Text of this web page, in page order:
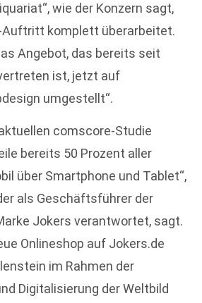
wie der Konzern sagt,
Auftritt komplett überarbeitet.
Angebot, das bereits seit
ist, jetzt auf
umgestellt“.
comscore-Studie
bereits 50 Prozent aller
über Smartphone und Tablet“,
als Geschäftsführer der
Jokers verantwortet, sagt.
Onlineshop auf Jokers.de
im Rahmen der
Digitalisierung der Weltbild